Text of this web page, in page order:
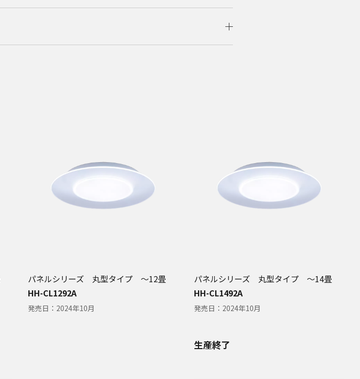
パネルシリーズ 丸型タイプ ～12畳
HH-CL1292A
発売日： 2024年10月
パネルシリーズ 丸型タイプ ～14畳
HH-CL1492A
発売日： 2024年10月
生産終了